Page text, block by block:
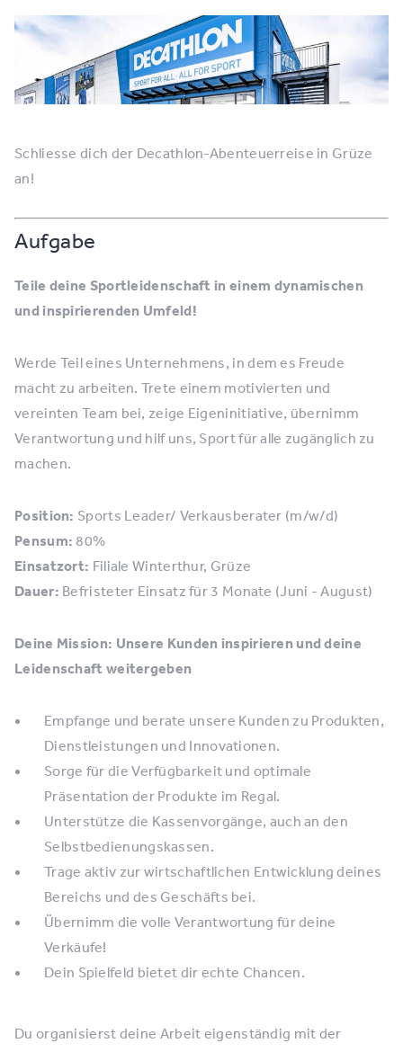
Schliesse dich der Decathlon-Abenteuerreise in Grüze
an!
Aufgabe
Teile deine Sportleidenschaft in einem dynamischen
und inspirierenden Umfeld!
Werde Teil eines Unternehmens, in dem es Freude
macht zu arbeiten. Trete einem motivierten und
vereinten Team bei, zeige Eigeninitiative, übernimm
Verantwortung und hilf uns, Sport für alle zugänglich zu
machen.
Position: Sports Leader/ Verkausberater (m/w/d)
Pensum: 80%
Einsatzort: Filiale Winterthur, Grüze
Dauer: Befristeter Einsatz für 3 Monate (Juni - August)
Deine Mission: Unsere Kunden inspirieren und deine
Leidenschaft weitergeben
Empfange und berate unsere Kunden zu Produkten,
Dienstleistungen und Innovationen.
Sorge für die Verfügbarkeit und optimale
Präsentation der Produkte im Regal.
Unterstütze die Kassenvorgänge, auch an den
Selbstbedienungskassen.
Trage aktiv zur wirtschaftlichen Entwicklung deines
Bereichs und des Geschäfts bei.
Übernimm die volle Verantwortung für deine
Verkäufe!
Dein Spielfeld bietet dir echte Chancen.
Du organisierst deine Arbeit eigenständig mit der